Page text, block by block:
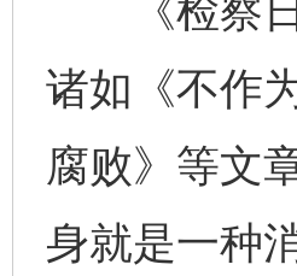
《检察日
诸如《不作
腐败》等文
身就是一种